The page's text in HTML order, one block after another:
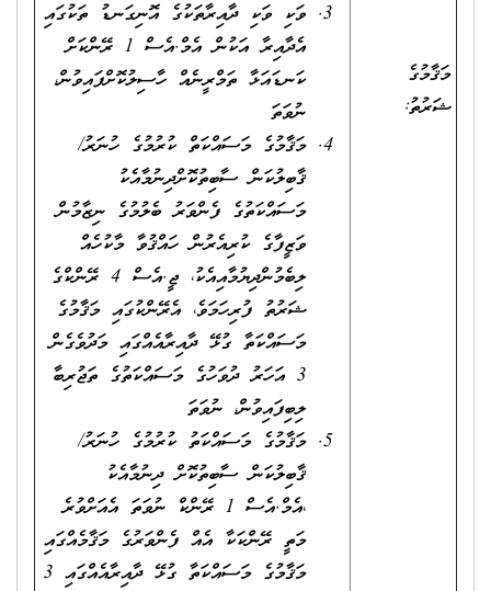
މަޤާމުގެ
ޝަރުތު:
ވަކި ވަކި ދާއިރާތަކުގެ އޮނިގަނޑު ތަކުގައި
އެދާއިރާ އަކުން އެމް.އެސް 1 ރޭންކަށް
ކަނޑައަޅާ ތަމްރީނެއް ހާސިލުކޮށްފައިވުން،
ނުވަތަ
މަޤާމުގެ މަސައްކަތް ކުރުމުގެ ހުނަރު/
ޤާބިލުކަން ސާބިތުކޮށްދިނުމާއެކު
މަސައްކަތުގެ ފެންވަރު ބެލުމުގެ ނިޒާމުން
ވަޒީފާގެ ކުރިއެރުން ހައްޤުވާ މާކުހެއް
ލިބެމުންދިޔުމާއިއެކު، ޖީ.އެސް 4 ރޭންކްގެ
ޝަރުތު ފުރިހަމަވެ، އެރޭންކުގައި މަޤާމުގެ
މަސައްކަތާ ގުޅޭ ދާއިރާއެއްގައި މަދުވެގެން
3 އަހަރު ދުވަހުގެ މަސައްކަތުގެ ތަޖުރިބާ
ލިބިފައިވުން، ނުވަތަ
މަޤާމުގެ މަސައްކަތު ކުރުމުގެ ހުނަރު/
ޤާބިލުކަން ސާބިތުކޮށް ދިނުމާއެކު
،އެމް.އެސް 1 ރޭންކް ނުވަތަ އެއަށްވުރެ
މަތީ ރޭންކަކާ އެއް ފެންވަރުގެ މަޤާމެއްގައި
މަޤާމުގެ މަސައްކަތާ ގުޅޭ ދާއިރާއެއްގައި 3